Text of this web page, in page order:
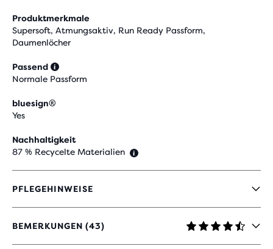
Produktmerkmale
Supersoft, Atmungsaktiv, Run Ready Passform,
Daumenlöcher
Passend
Normale Passform
bluesign®
Yes
Nachhaltigkeit
87 % Recycelte Materialien
PFLEGEHINWEISE
BEMERKUNGEN (43)
4,7
VON